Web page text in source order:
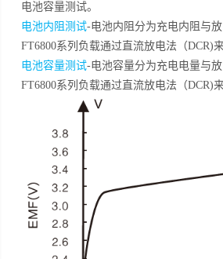
电池容量测试。
电池内阻测试-电池内阻分为充电内阻与放
FT6800系列负载通过直流放电法（DCR)
电池容量测试-电池容量分为充电电量与放
FT6800系列负载通过直流放电法（DCR)